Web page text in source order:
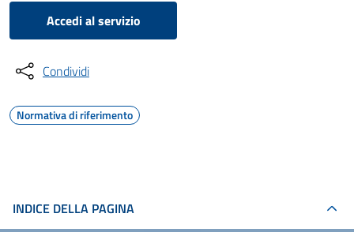
Accedi al servizio
Condividi
Normativa di riferimento
INDICE DELLA PAGINA